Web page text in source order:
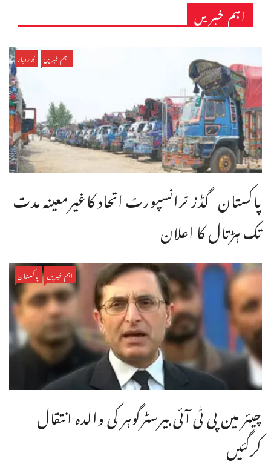
اہم خبریں
اہم خبریں کاروبار
پاکستان گڈز ٹرانسپورٹ اتحاد کاغیرمعینہ مدت
تک ہڑتال کا اعلان
اہم خبریں پاکستان
چیئر مین پی ٹی آئی بیرسٹرگوہر کی والدہ انتقال
کرگئیں